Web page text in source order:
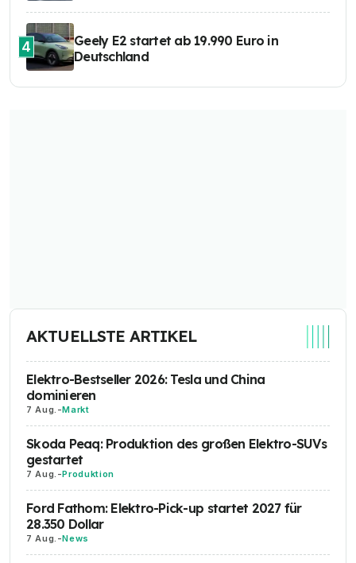
4
Geely E2 startet ab 19.990 Euro in
Deutschland
AKTUELLSTE ARTIKEL
Elektro-Bestseller 2026: Tesla und China
dominieren
7 Aug. -Markt
Skoda Peaq: Produktion des großen Elektro-SUVs
gestartet
7 Aug. -Produktion
Ford Fathom: Elektro-Pick-up startet 2027 für
28.350 Dollar
7 Aug. -News